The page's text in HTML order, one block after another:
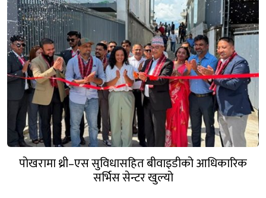
पोखरामा थ्री–एस सुविधासहित बीवाइडीको आधिकारिक
सर्भिस सेन्टर खुल्यो